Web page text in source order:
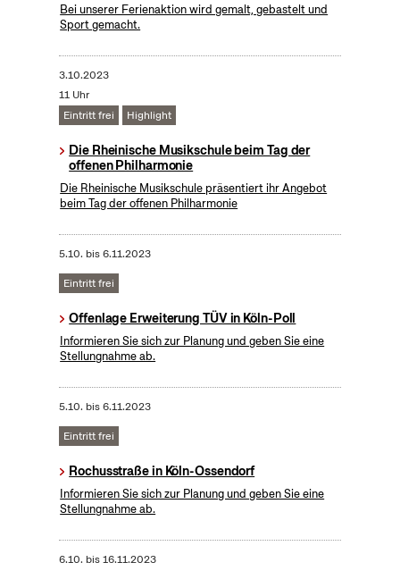
Bei unserer Ferienaktion wird gemalt, gebastelt und
Sport gemacht.
3.10.2023
11 Uhr
Eintritt frei
Highlight
Die Rheinische Musikschule beim Tag der
offenen Philharmonie
Die Rheinische Musikschule präsentiert ihr Angebot
beim Tag der offenen Philharmonie
5.10. bis6.11.2023
Eintritt frei
Offenlage Erweiterung TÜV in Köln-Poll
Informieren Sie sich zur Planung und geben Sie eine
Stellungnahme ab.
5.10. bis6.11.2023
Eintritt frei
Rochusstraße in Köln-Ossendorf
Informieren Sie sich zur Planung und geben Sie eine
Stellungnahme ab.
6.10. bis16.11.2023